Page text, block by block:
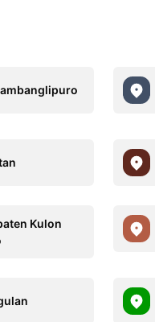
Kulon